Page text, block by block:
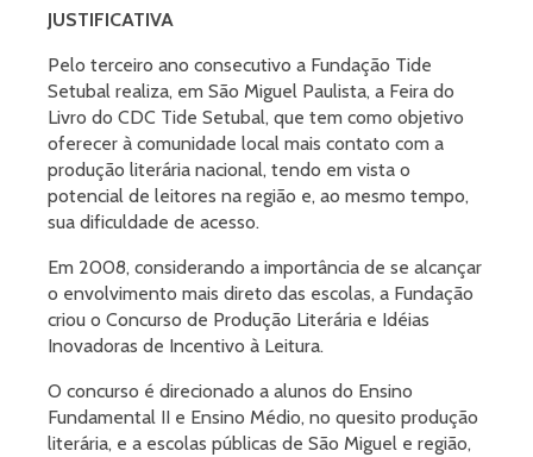
JUSTIFICATIVA
Pelo terceiro ano consecutivo a Fundação Tide
Setubal realiza, em São Miguel Paulista, a Feira do
Livro do CDC Tide Setubal, que tem como objetivo
oferecer à comunidade local mais contato com a
produção literária nacional, tendo em vista o
potencial de leitores na região e, ao mesmo tempo,
sua dificuldade de acesso.
Em 2008, considerando a importância de se alcançar
o envolvimento mais direto das escolas, a Fundação
criou o Concurso de Produção Literária e Idéias
Inovadoras de Incentivo à Leitura.
O concurso é direcionado a alunos do Ensino
Fundamental II e Ensino Médio, no quesito produção
literária, e a escolas públicas de São Miguel e região,